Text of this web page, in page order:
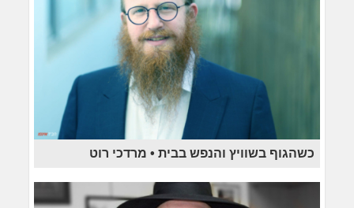
כשהגוף בשוויץ והנפש בבית • מרדכי רוט